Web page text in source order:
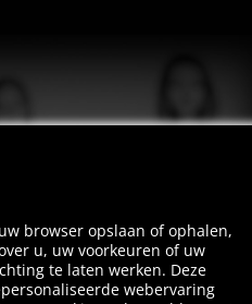
browser opslaan of ophalen,
u, uw voorkeuren of uw
te laten werken. Deze
webervaring